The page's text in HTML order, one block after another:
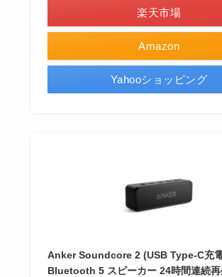
Amazon
楽天市場
Yahooショッピング
Anker Soundcore 2 (USB Type-C充
Bluetooth 5 スピーカー 24時間連続再